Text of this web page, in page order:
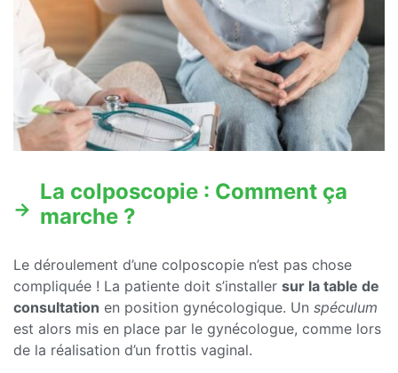
La colposcopie : Comment ça
marche ?
Le déroulement d’une colposcopie n’est pas chose
compliquée ! La patiente doit s’installer sur la table de
consultation en position gynécologique. Un spéculum
est alors mis en place par le gynécologue, comme lors
de la réalisation d’un frottis vaginal.